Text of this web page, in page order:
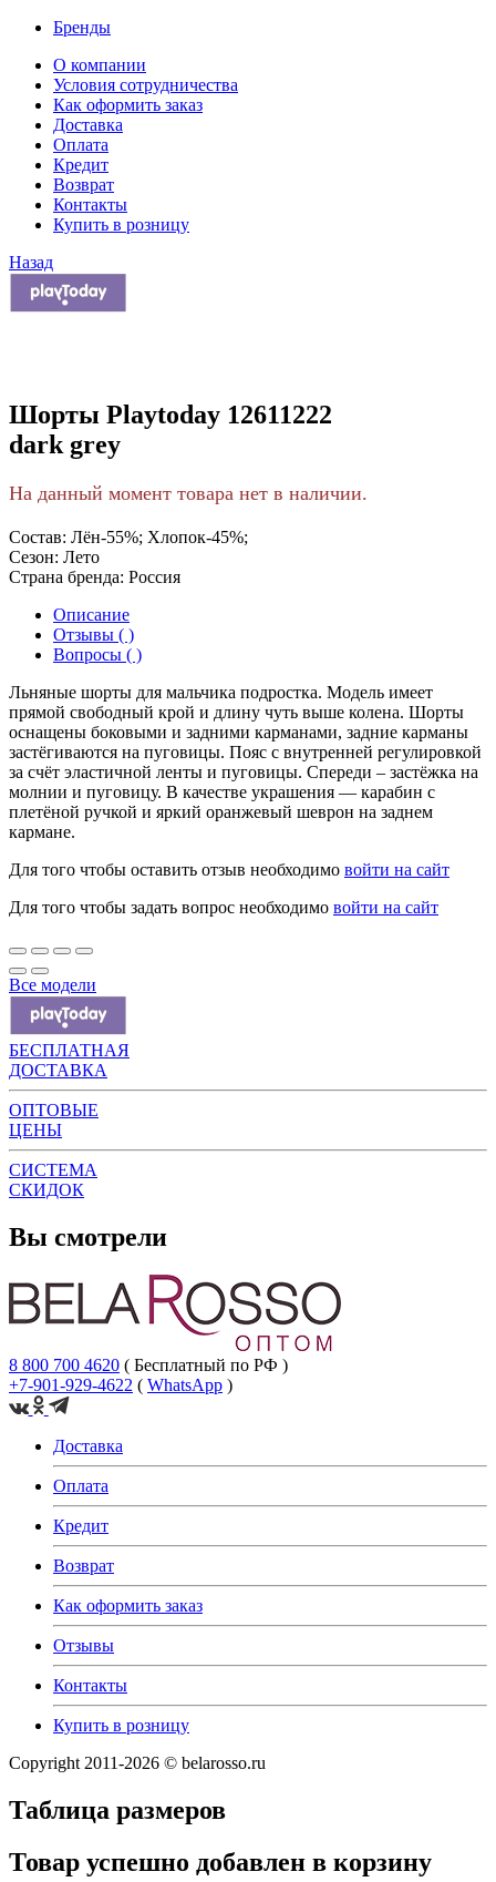
Бренды
О компании
Условия сотрудничества
Как оформить заказ
Доставка
Оплата
Кредит
Возврат
Контакты
Купить в розницу
Назад
Шорты Playtoday 12611222
dark grеy
На данный момент товара нет в наличии.
Состав: Лён-55%; Хлопок-45%;
Сезон: Лето
Страна бренда: Россия
Описание
Отзывы ( )
Вопросы ( )
Льняные шорты для мальчика подростка. Модель имеет
прямой свободный крой и длину чуть выше колена. Шорты
оснащены боковыми и задними карманами, задние карманы
застёгиваются на пуговицы. Пояс с внутренней регулировкой
за счёт эластичной ленты и пуговицы. Спереди – застёжка на
молнии и пуговицу. В качестве украшения — карабин с
плетёной ручкой и яркий оранжевый шеврон на заднем
кармане.
Для того чтобы оставить отзыв необходимо войти на сайт
Для того чтобы задать вопрос необходимо войти на сайт
Все модели
БЕСПЛАТНАЯ
ДОСТАВКА
ОПТОВЫЕ
ЦЕНЫ
СИСТЕМА
СКИДОК
Вы смотрели
8 800 700 4620 ( Бесплатный по РФ )
+7-901-929-4622 ( WhatsApp )
Доставка
Оплата
Кредит
Возврат
Как оформить заказ
Отзывы
Контакты
Купить в розницу
Copyright 2011-2026 © belarosso.ru
Таблица размеров
Товар успешно добавлен в корзину